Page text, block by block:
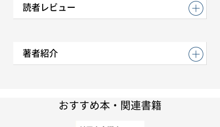
読者レビュー
著者紹介
おすすめ本・関連書籍